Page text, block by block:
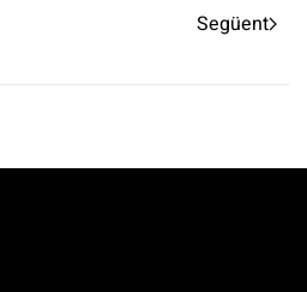
Següent